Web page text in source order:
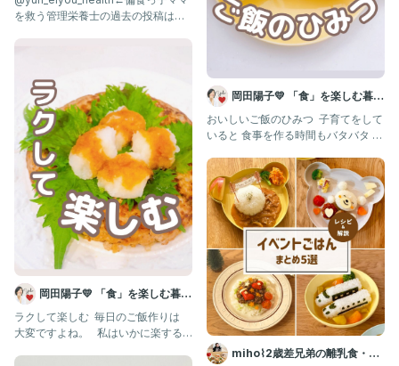
を救う管理栄養士の過去の投稿はこ
岡田陽子💛 「食」を楽しむ暮ら
し
ラクして楽しむ ⁡ 毎日のご飯作りは
大変ですよね。 ⁡ ⁡ 私はいかに楽する
岡田陽子💛 「食」を楽しむ暮ら
し
おいしいご飯のひみつ ⁡ 子育てをして
いると 食事を作る時間もバタバタ ⁡
miho⌇2歳差兄弟の離乳食・幼